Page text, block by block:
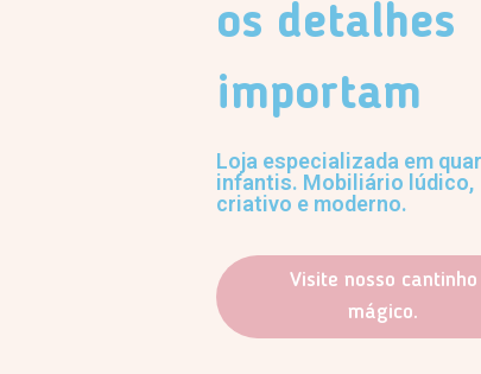
os detalhes
importam
Loja especializada em
infantis. Mobiliário lúdico,
criativo e moderno.
Visite nosso cantinho
mágico.